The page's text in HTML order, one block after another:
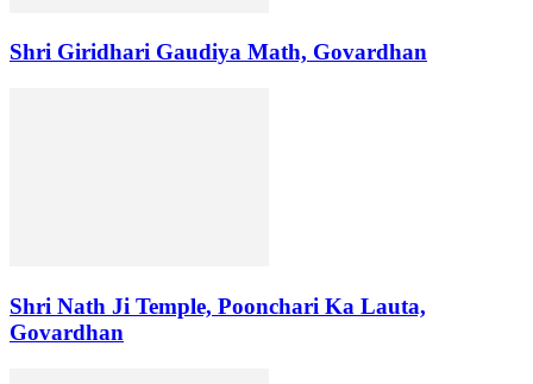
Shri Giridhari Gaudiya Math, Govardhan
Shri Nath Ji Temple, Poonchari Ka Lauta,
Govardhan